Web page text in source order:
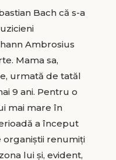
Bach că s-a
Ambrosius
Mama sa,
urmată de tatăl
9 ani. Pentru o
mai mare în
a început
organiștii renumiți
lui și, evident,